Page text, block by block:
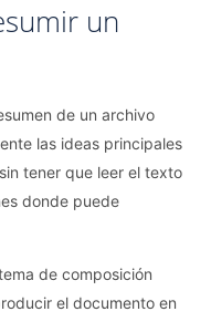
un
de un archivo
las ideas principales
tener que leer el texto
donde puede
de composición
el documento en